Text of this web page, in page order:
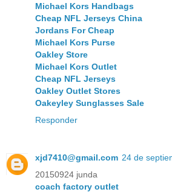
Michael Kors Handbags
Cheap NFL Jerseys China
Jordans For Cheap
Michael Kors Purse
Oakley Store
Michael Kors Outlet
Cheap NFL Jerseys
Oakley Outlet Stores
Oakeyley Sunglasses Sale
Responder
xjd7410@gmail.com 24 de
20150924 junda
coach factory outlet